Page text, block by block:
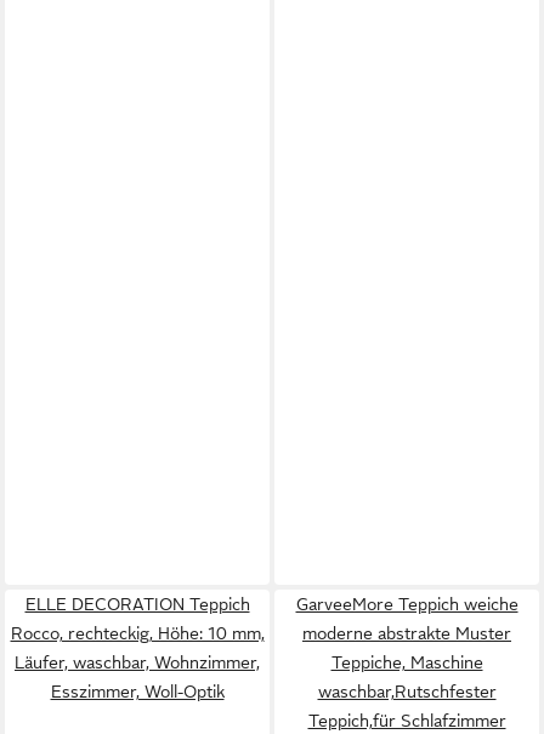
ELLE DECORATION Teppich
Rocco, rechteckig, Höhe: 10 mm,
Läufer, waschbar, Wohnzimmer,
Esszimmer, Woll-Optik
GarveeMore Teppich weiche
moderne abstrakte Muster
Teppiche, Maschine
waschbar,Rutschfester
Teppich,für Schlafzimmer